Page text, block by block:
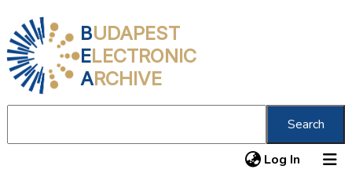
BUDAPEST
ELECTRONIC
ARCHIVE
Search
Log In (current)